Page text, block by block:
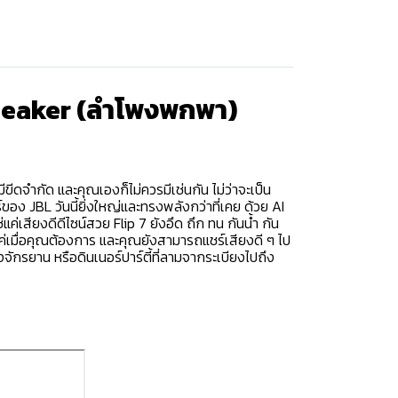
(ลำโพงพกพา)
กัด และคุณเองก็ไม่ควรมีเช่นกัน ไม่ว่าจะเป็น
อง JBL วันนี้ยิ่งใหญ่และทรงพลังกว่าที่เคย ด้วย AI
แค่เสียงดีดีไซน์สวย Flip 7 ยังอึด ถึก ทน กันน้ำ กัน
มื่อคุณต้องการ และคุณยังสามารถแชร์เสียงดี ๆ ไป
กรยาน หรือดินเนอร์ปาร์ตี้ที่ลามจากระเบียงไปถึง